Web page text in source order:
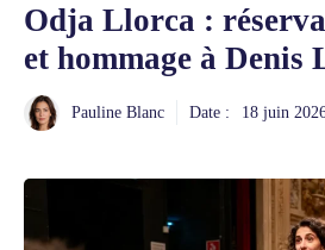
Odja Llorca :
et hommage à Denis
Pauline Blanc Date : 18 juin